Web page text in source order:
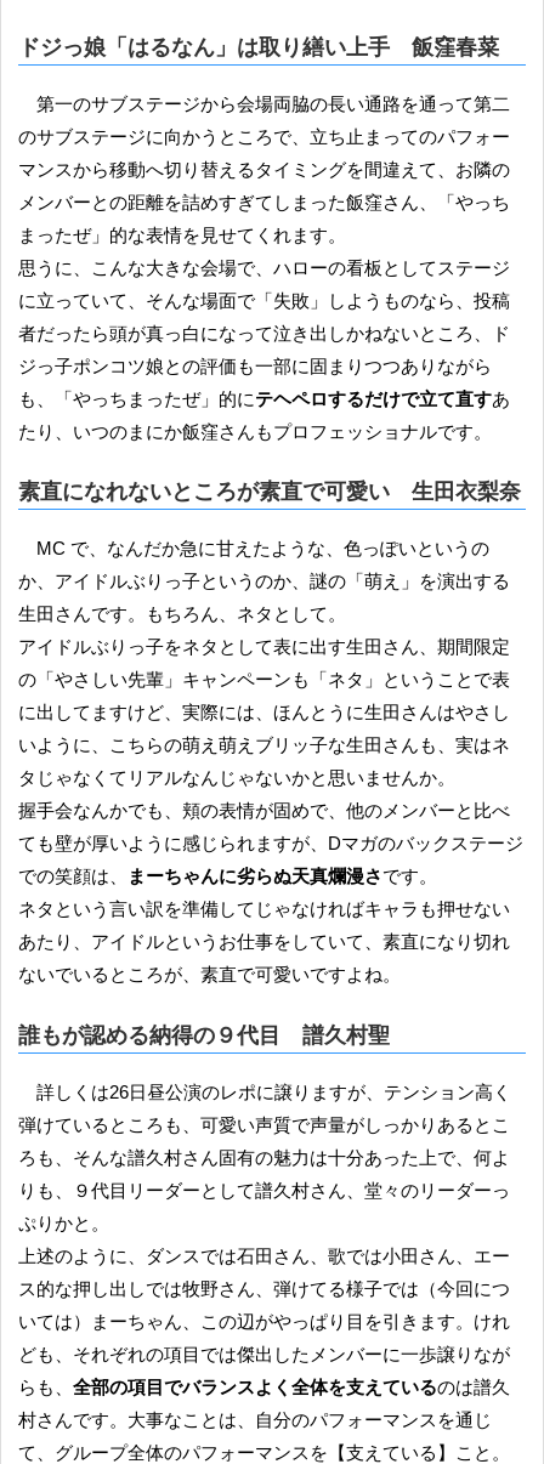
ドジっ娘「はるなん」は取り繕い上手 飯窪春菜
第一のサブステージから会場両脇の長い通路を通って第二
のサブステージに向かうところで、立ち止まってのパフォー
マンスから移動へ切り替えるタイミングを間違えて、お隣の
メンバーとの距離を詰めすぎてしまった飯窪さん、「やっち
まったぜ」的な表情を見せてくれます。
思うに、こんな大きな会場で、ハローの看板としてステージ
に立っていて、そんな場面で「失敗」しようものなら、投稿
者だったら頭が真っ白になって泣き出しかねないところ、ド
ジっ子ポンコツ娘との評価も一部に固まりつつありながら
も、「やっちまったぜ」的にテヘペロするだけで立て直すあ
たり、いつのまにか飯窪さんもプロフェッショナルです。
素直になれないところが素直で可愛い 生田衣梨奈
MC で、なんだか急に甘えたような、色っぽいというの
か、アイドルぶりっ子というのか、謎の「萌え」を演出する
生田さんです。もちろん、ネタとして。
アイドルぶりっ子をネタとして表に出す生田さん、期間限定
の「やさしい先輩」キャンペーンも「ネタ」ということで表
に出してますけど、実際には、ほんとうに生田さんはやさし
いように、こちらの萌え萌えブリッ子な生田さんも、実はネ
タじゃなくてリアルなんじゃないかと思いませんか。
握手会なんかでも、頬の表情が固めで、他のメンバーと比べ
ても壁が厚いように感じられますが、Dマガのバックステージ
での笑顔は、
まーちゃんに劣らぬ天真爛漫さです。
ネタという言い訳を準備してじゃなければキャラも押せない
あたり、アイドルというお仕事をしていて、素直になり切れ
ないでいるところが、素直で可愛いですよね。
誰もが認める納得の９代目 譜久村聖
詳しくは26日昼公演のレポに譲りますが、テンション高く
弾けているところも、可愛い声質で声量がしっかりあるとこ
ろも、そんな譜久村さん固有の魅力は十分あった上で、何よ
りも、９代目リーダーとして譜久村さん、堂々のリーダーっ
ぷりかと。
上述のように、ダンスでは石田さん、歌では小田さん、エー
ス的な押し出しでは牧野さん、弾けてる様子では（今回につ
いては）まーちゃん、この辺がやっぱり目を引きます。けれ
ども、それぞれの項目では傑出したメンバーに一歩譲りなが
らも、 全部の項目でバランスよく全体を支えているのは譜久
村さんです。大事なことは、自分のパフォーマンスを通じ
て、グループ全体のパフォーマンスを【支えている】こと。